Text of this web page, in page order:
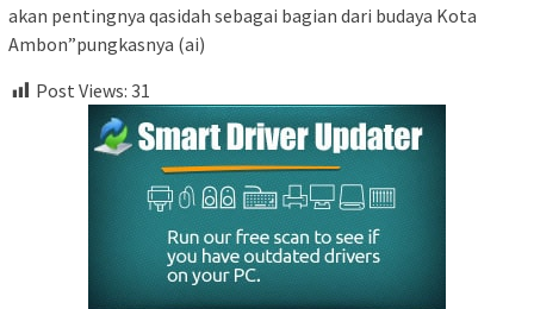
akan pentingnya qasidah sebagai bagian dari budaya Kota
Ambon”pungkasnya (ai)
Post Views: 31